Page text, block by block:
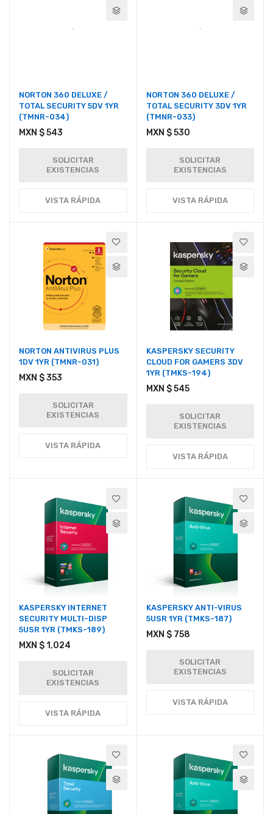
NORTON 360 DELUXE /
TOTAL SECURITY 5DV 1YR
(TMNR-034)
MXN $ 543
SOLICITAR
EXISTENCIAS
VISTA RÁPIDA
NORTON 360 DELUXE /
TOTAL SECURITY 3DV 1YR
(TMNR-033)
MXN $ 530
SOLICITAR
EXISTENCIAS
VISTA RÁPIDA
NORTON ANTIVIRUS PLUS
1DV 1YR (TMNR-031)
MXN $ 353
SOLICITAR
EXISTENCIAS
VISTA RÁPIDA
KASPERSKY SECURITY
CLOUD FOR GAMERS 3DV
1YR (TMKS-194)
MXN $ 545
SOLICITAR
EXISTENCIAS
VISTA RÁPIDA
KASPERSKY INTERNET
SECURITY MULTI-DISP
5USR 1YR (TMKS-189)
MXN $ 1,024
SOLICITAR
EXISTENCIAS
VISTA RÁPIDA
KASPERSKY ANTI-VIRUS
5USR 1YR (TMKS-187)
MXN $ 758
SOLICITAR
EXISTENCIAS
VISTA RÁPIDA